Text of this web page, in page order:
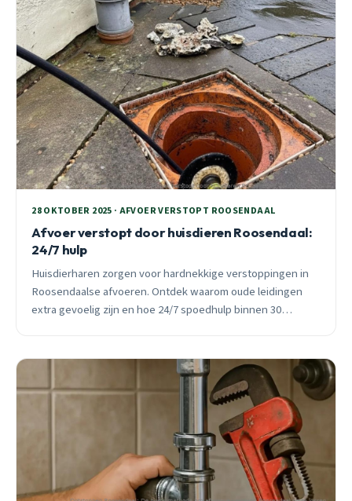
28 OKTOBER 2025 · AFVOER VERSTOPT ROOSENDAAL
Afvoer verstopt door huisdieren Roosendaal:
24/7 hulp
Huisdierharen zorgen voor hardnekkige verstoppingen in
Roosendaalse afvoeren. Ontdek waarom oude leidingen
extra gevoelig zijn en hoe 24/7 spoedhulp binnen 30